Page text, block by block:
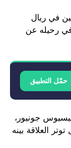
كوب” أن هناك 6 لاعبين في ريال
رحيله عن
حمّل التطبيق
جونيور،
العلاقة بينه